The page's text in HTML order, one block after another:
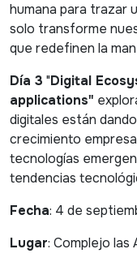
humana para trazar
solo transforme
que redefinen la
Día 3 "Digital
applications"
digitales están
crecimiento
tecnologías
tendencias
Fecha: 4 de
Lugar: Complejo las